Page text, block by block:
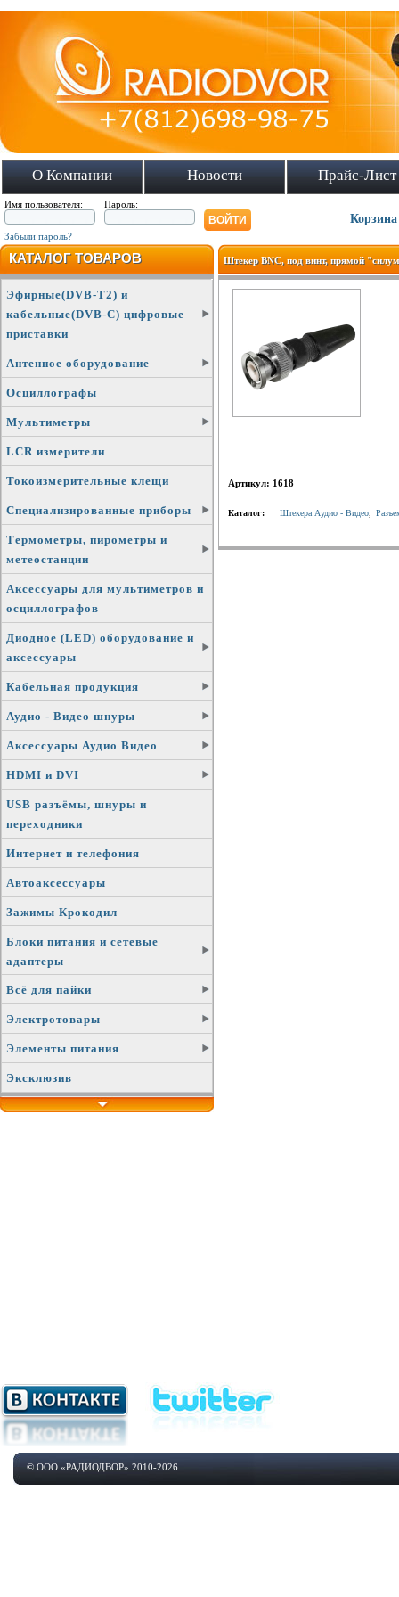
О Компании Новости Прайс-Лист
Имя пользователя: Пароль:
Забыли пароль?
Корзина
КАТАЛОГ ТОВАРОВ
Эфирные(DVB-T2) и
кабельные(DVB-C) цифровые
приставки
Антенное оборудование
Осциллографы
Мультиметры
LCR измерители
Токоизмерительные клещи
Специализированные приборы
Термометры, пирометры и
метеостанции
Аксессуары для мультиметров и
осциллографов
Диодное (LED) оборудование и
аксессуары
Кабельная продукция
Аудио - Видео шнуры
Аксессуары Аудио Видео
HDMI и DVI
USB разъёмы, шнуры и
переходники
Интернет и телефония
Автоаксессуары
Зажимы Крокодил
Блоки питания и сетевые
адаптеры
Всё для пайки
Электротовары
Элементы питания
Эксклюзив
Штекер BNC, под винт, прямой
Артикул: 1618
Каталог: Штекера Аудио - Видео
© ООО «РАДИОДВОР» 2010-2026